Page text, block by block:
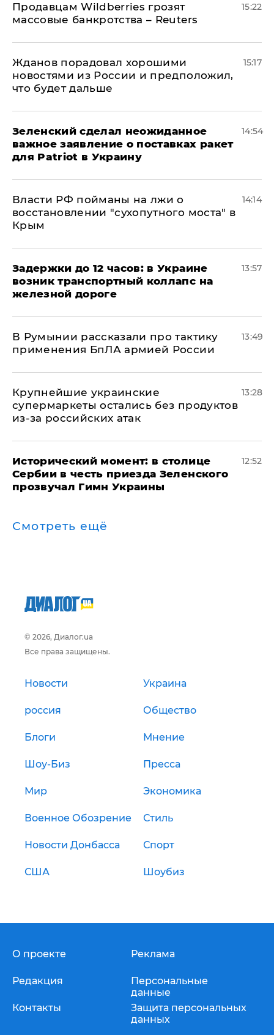
Продавцам Wildberries грозят
массовые банкротства – Reuters
15:22
Жданов порадовал хорошими
новостями из России и предположил,
что будет дальше
15:17
Зеленский сделал неожиданное
важное заявление о поставках ракет
для Patriot в Украину
14:54
Власти РФ пойманы на лжи о
восстановлении "сухопутного моста" в
Крым
14:14
Задержки до 12 часов: в Украине
возник транспортный коллапс на
железной дороге
13:57
В Румынии рассказали про тактику
применения БпЛА армией России
13:49
Крупнейшие украинские
супермаркеты остались без продуктов
из-за российских атак
13:28
Исторический момент: в столице
Сербии в честь приезда Зеленского
прозвучал Гимн Украины
12:52
Смотреть ещё
© 2026, Диалог.ua
Все права защищены.
Новости Украина
россия Общество
Блоги Мнение
Шоу-Биз Пресса
Мир Экономика
Военное Обозрение Стиль
Новости Донбасса Спорт
США Шоубиз
О проекте
Редакция
Контакты
Реклама
Персональные
данные
Защита персональных
данных